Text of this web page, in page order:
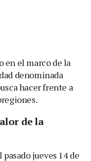
en el marco de la
denominada
hacer frente a
de la
jueves 14 de